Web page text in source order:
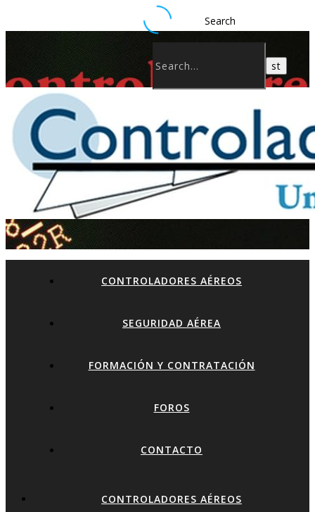
Search
CONTROLADORES AÉREOS
SEGURIDAD AÉREA
FORMACIÓN Y CONTRATACIÓN
FOROS
CONTACTO
CONTROLADORES AÉREOS